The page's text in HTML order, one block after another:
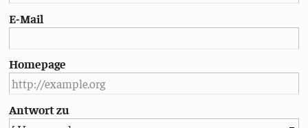
E-Mail
Homepage
Antwort zu